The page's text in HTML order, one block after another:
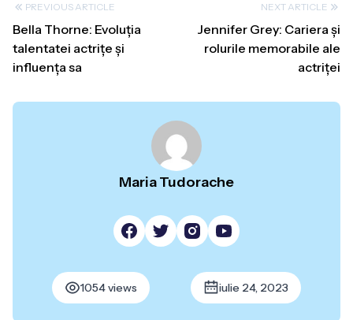
PREVIOUS ARTICLE
Bella Thorne: Evoluția
talentatei actrițe și
influența sa
NEXT ARTICLE
Jennifer Grey: Cariera și
rolurile memorabile ale
actriței
Maria Tudorache
1054 views iulie 24, 2023